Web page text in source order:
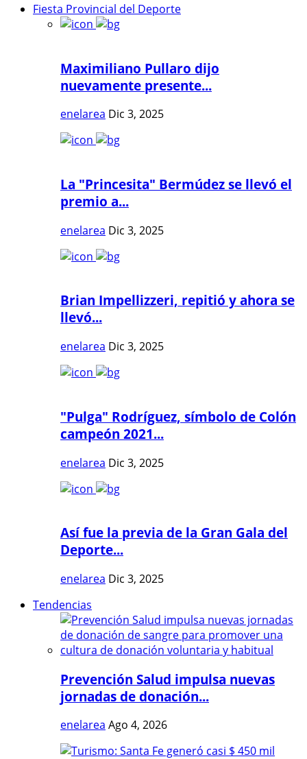
Fiesta Provincial del Deporte
Maximiliano Pullaro dijo
nuevamente presente...
enelarea Dic 3, 2025
La "Princesita" Bermúdez se llevó el
premio a...
enelarea Dic 3, 2025
Brian Impellizzeri, repitió y ahora se
llevó...
enelarea Dic 3, 2025
"Pulga" Rodríguez, símbolo de Colón
campeón 2021...
enelarea Dic 3, 2025
Así fue la previa de la Gran Gala del
Deporte...
enelarea Dic 3, 2025
Tendencias
Prevención Salud impulsa nuevas
jornadas de donación...
enelarea Ago 4, 2026